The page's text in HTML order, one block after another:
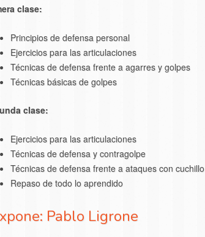
clase:
Principios de defensa personal
Ejercicios para las articulaciones
Técnicas de defensa frente a agarres y golpes
Técnicas básicas de golpes
clase:
Ejercicios para las articulaciones
Técnicas de defensa y contragolpe
Técnicas de defensa frente a ataques con cuchillo
Repaso de todo lo aprendido
Pablo Ligrone